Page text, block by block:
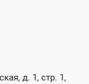
д. 1, стр. 1,